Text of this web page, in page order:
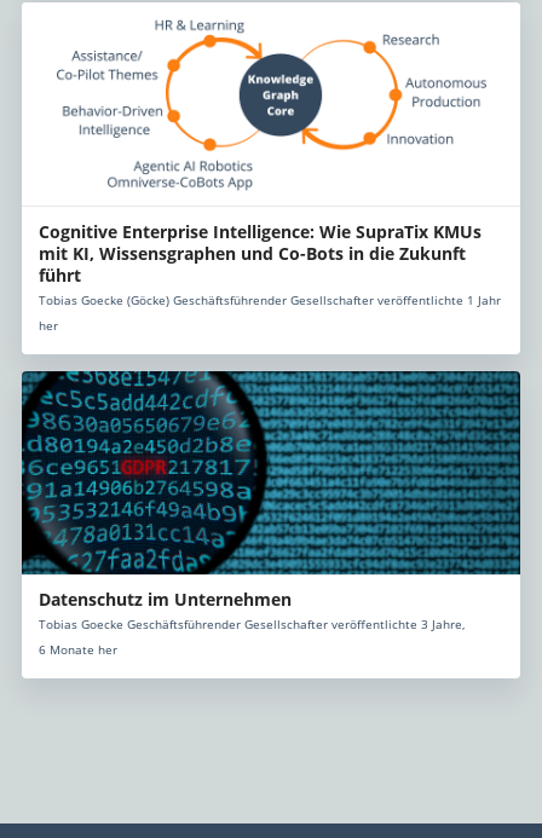
Cognitive Enterprise Intelligence: Wie SupraTix KMUs
mit KI, Wissensgraphen und Co-Bots in die Zukunft
führt
Tobias Goecke (Göcke) Geschäftsführender Gesellschafter veröffentlichte 1 Jahr
her
Datenschutz im Unternehmen
Tobias Goecke Geschäftsführender Gesellschafter veröffentlichte 3 Jahre,
6 Monate her